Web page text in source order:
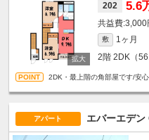
202 5.6
3,000
敷 1ヶ月
2階 2DK（
2DK・最上階の角部屋です/安
アパート エバーエデン